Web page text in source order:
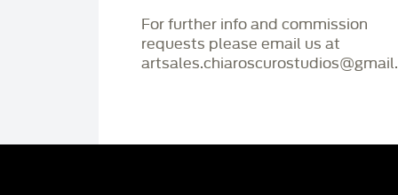
For further info and commission
requests please email us at